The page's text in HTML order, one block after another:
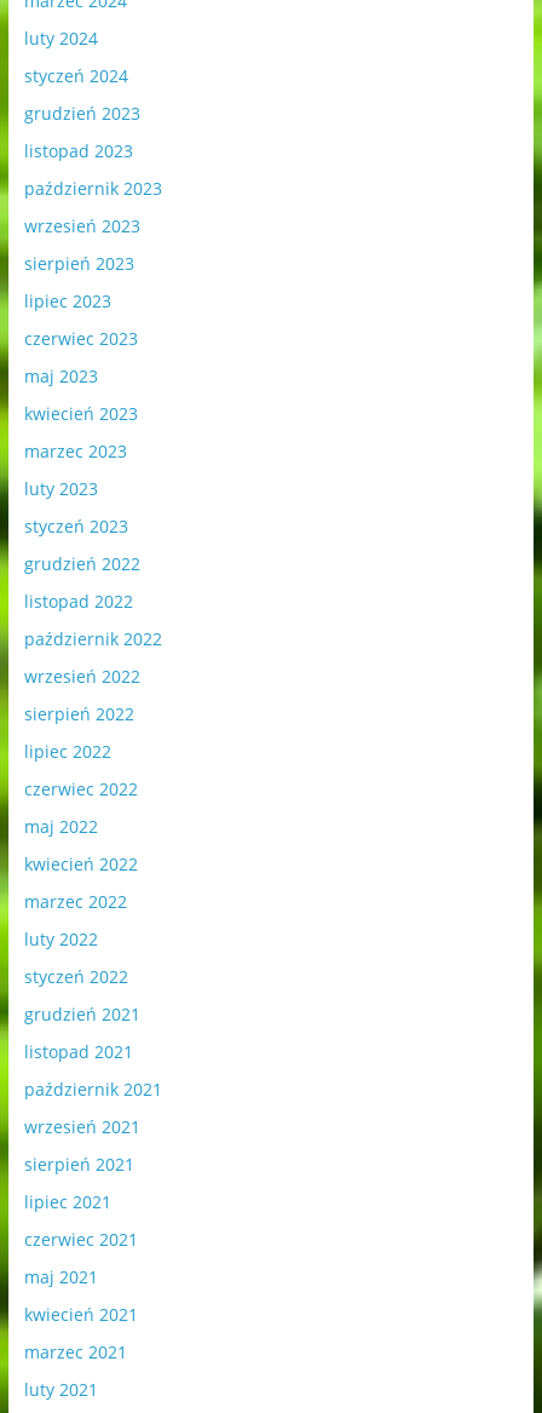
luty 2024
styczeń 2024
grudzień 2023
listopad 2023
październik 2023
wrzesień 2023
sierpień 2023
lipiec 2023
czerwiec 2023
maj 2023
kwiecień 2023
marzec 2023
luty 2023
styczeń 2023
grudzień 2022
listopad 2022
październik 2022
wrzesień 2022
sierpień 2022
lipiec 2022
czerwiec 2022
maj 2022
kwiecień 2022
marzec 2022
luty 2022
styczeń 2022
grudzień 2021
listopad 2021
październik 2021
wrzesień 2021
sierpień 2021
lipiec 2021
czerwiec 2021
maj 2021
kwiecień 2021
marzec 2021
luty 2021